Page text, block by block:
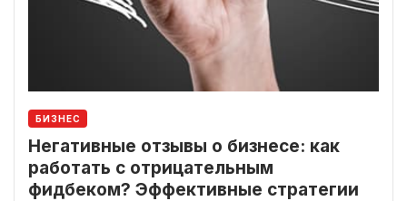
БИЗНЕС
Негативные отзывы о бизнесе: как
работать с отрицательным
фидбеком? Эффективные стратегии